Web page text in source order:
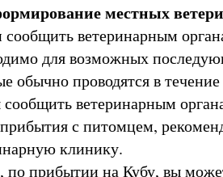
местных
сообщить ветеринарным
для возможных
обычно проводятся в
ветеринарным
с питомцем,
клинику.
по прибытии на Кубу, вы